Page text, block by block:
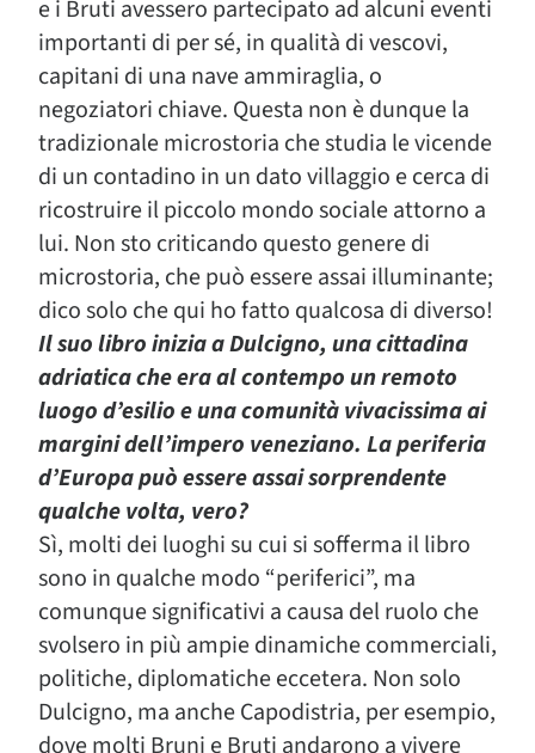
e i Bruti avessero partecipato ad alcuni eventi
importanti di per sé, in qualità di vescovi,
capitani di una nave ammiraglia, o
negoziatori chiave. Questa non è dunque la
tradizionale microstoria che studia le vicende
di un contadino in un dato villaggio e cerca di
ricostruire il piccolo mondo sociale attorno a
lui. Non sto criticando questo genere di
microstoria, che può essere assai illuminante;
dico solo che qui ho fatto qualcosa di diverso!
Il suo libro inizia a Dulcigno, una cittadina
adriatica che era al contempo un remoto
luogo d’esilio e una comunità vivacissima ai
margini dell’impero veneziano. La periferia
d’Europa può essere assai sorprendente
qualche volta, vero?
Sì, molti dei luoghi su cui si sofferma il libro
sono in qualche modo “periferici”, ma
comunque significativi a causa del ruolo che
svolsero in più ampie dinamiche commerciali,
politiche, diplomatiche eccetera. Non solo
Dulcigno, ma anche Capodistria, per esempio,
dove molti Bruni e Bruti andarono a vivere